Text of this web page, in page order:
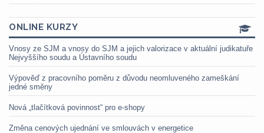
ONLINE KURZY
Vnosy ze SJM a vnosy do SJM a jejich valorizace v aktuální judikatuře
Nejvyššího soudu a Ústavního soudu
Výpověď z pracovního poměru z důvodu neomluveného zameškání
jedné směny
Nová „tlačítková povinnost“ pro e-shopy
Změna cenových ujednání ve smlouvách v energetice